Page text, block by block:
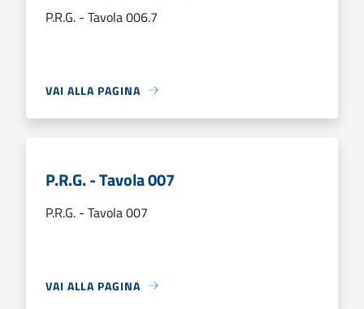
P.R.G. - Tavola 006.7
VAI ALLA PAGINA
P.R.G. - Tavola 007
P.R.G. - Tavola 007
VAI ALLA PAGINA